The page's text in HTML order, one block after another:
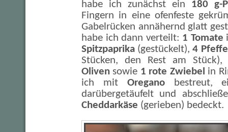
habe ich zunächst ein 180 g-
Fingern in eine ofenfeste
Gabelrücken annähernd glatt
habe ich dann verteilt: 1 Tomate
Spitzpaprika (gestückelt),4
Stücken, den Rest am
Oliven sowie 1 rote Zwiebel in
ich mit Oreganobestreut,
darübergetäufelt und
Cheddarkäse (gerieben) bedeckt.